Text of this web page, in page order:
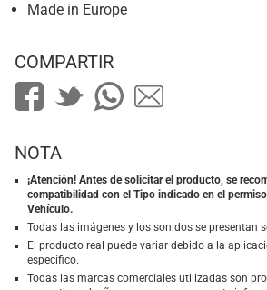
Made in Europe
COMPARTIR
NOTA
¡Atención! Antes de solicitar el producto, se
compatibilidad con el Tipo indicado en el
Vehículo.
Todas las imágenes y los sonidos se presentan
El producto real puede variar debido a la
específico.
Todas las marcas comerciales utilizadas son